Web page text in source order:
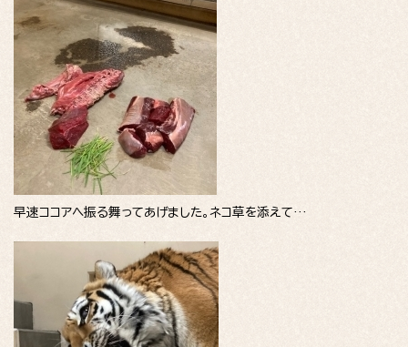
早速ココアへ振る舞ってあげました。ネコ草を添えて…